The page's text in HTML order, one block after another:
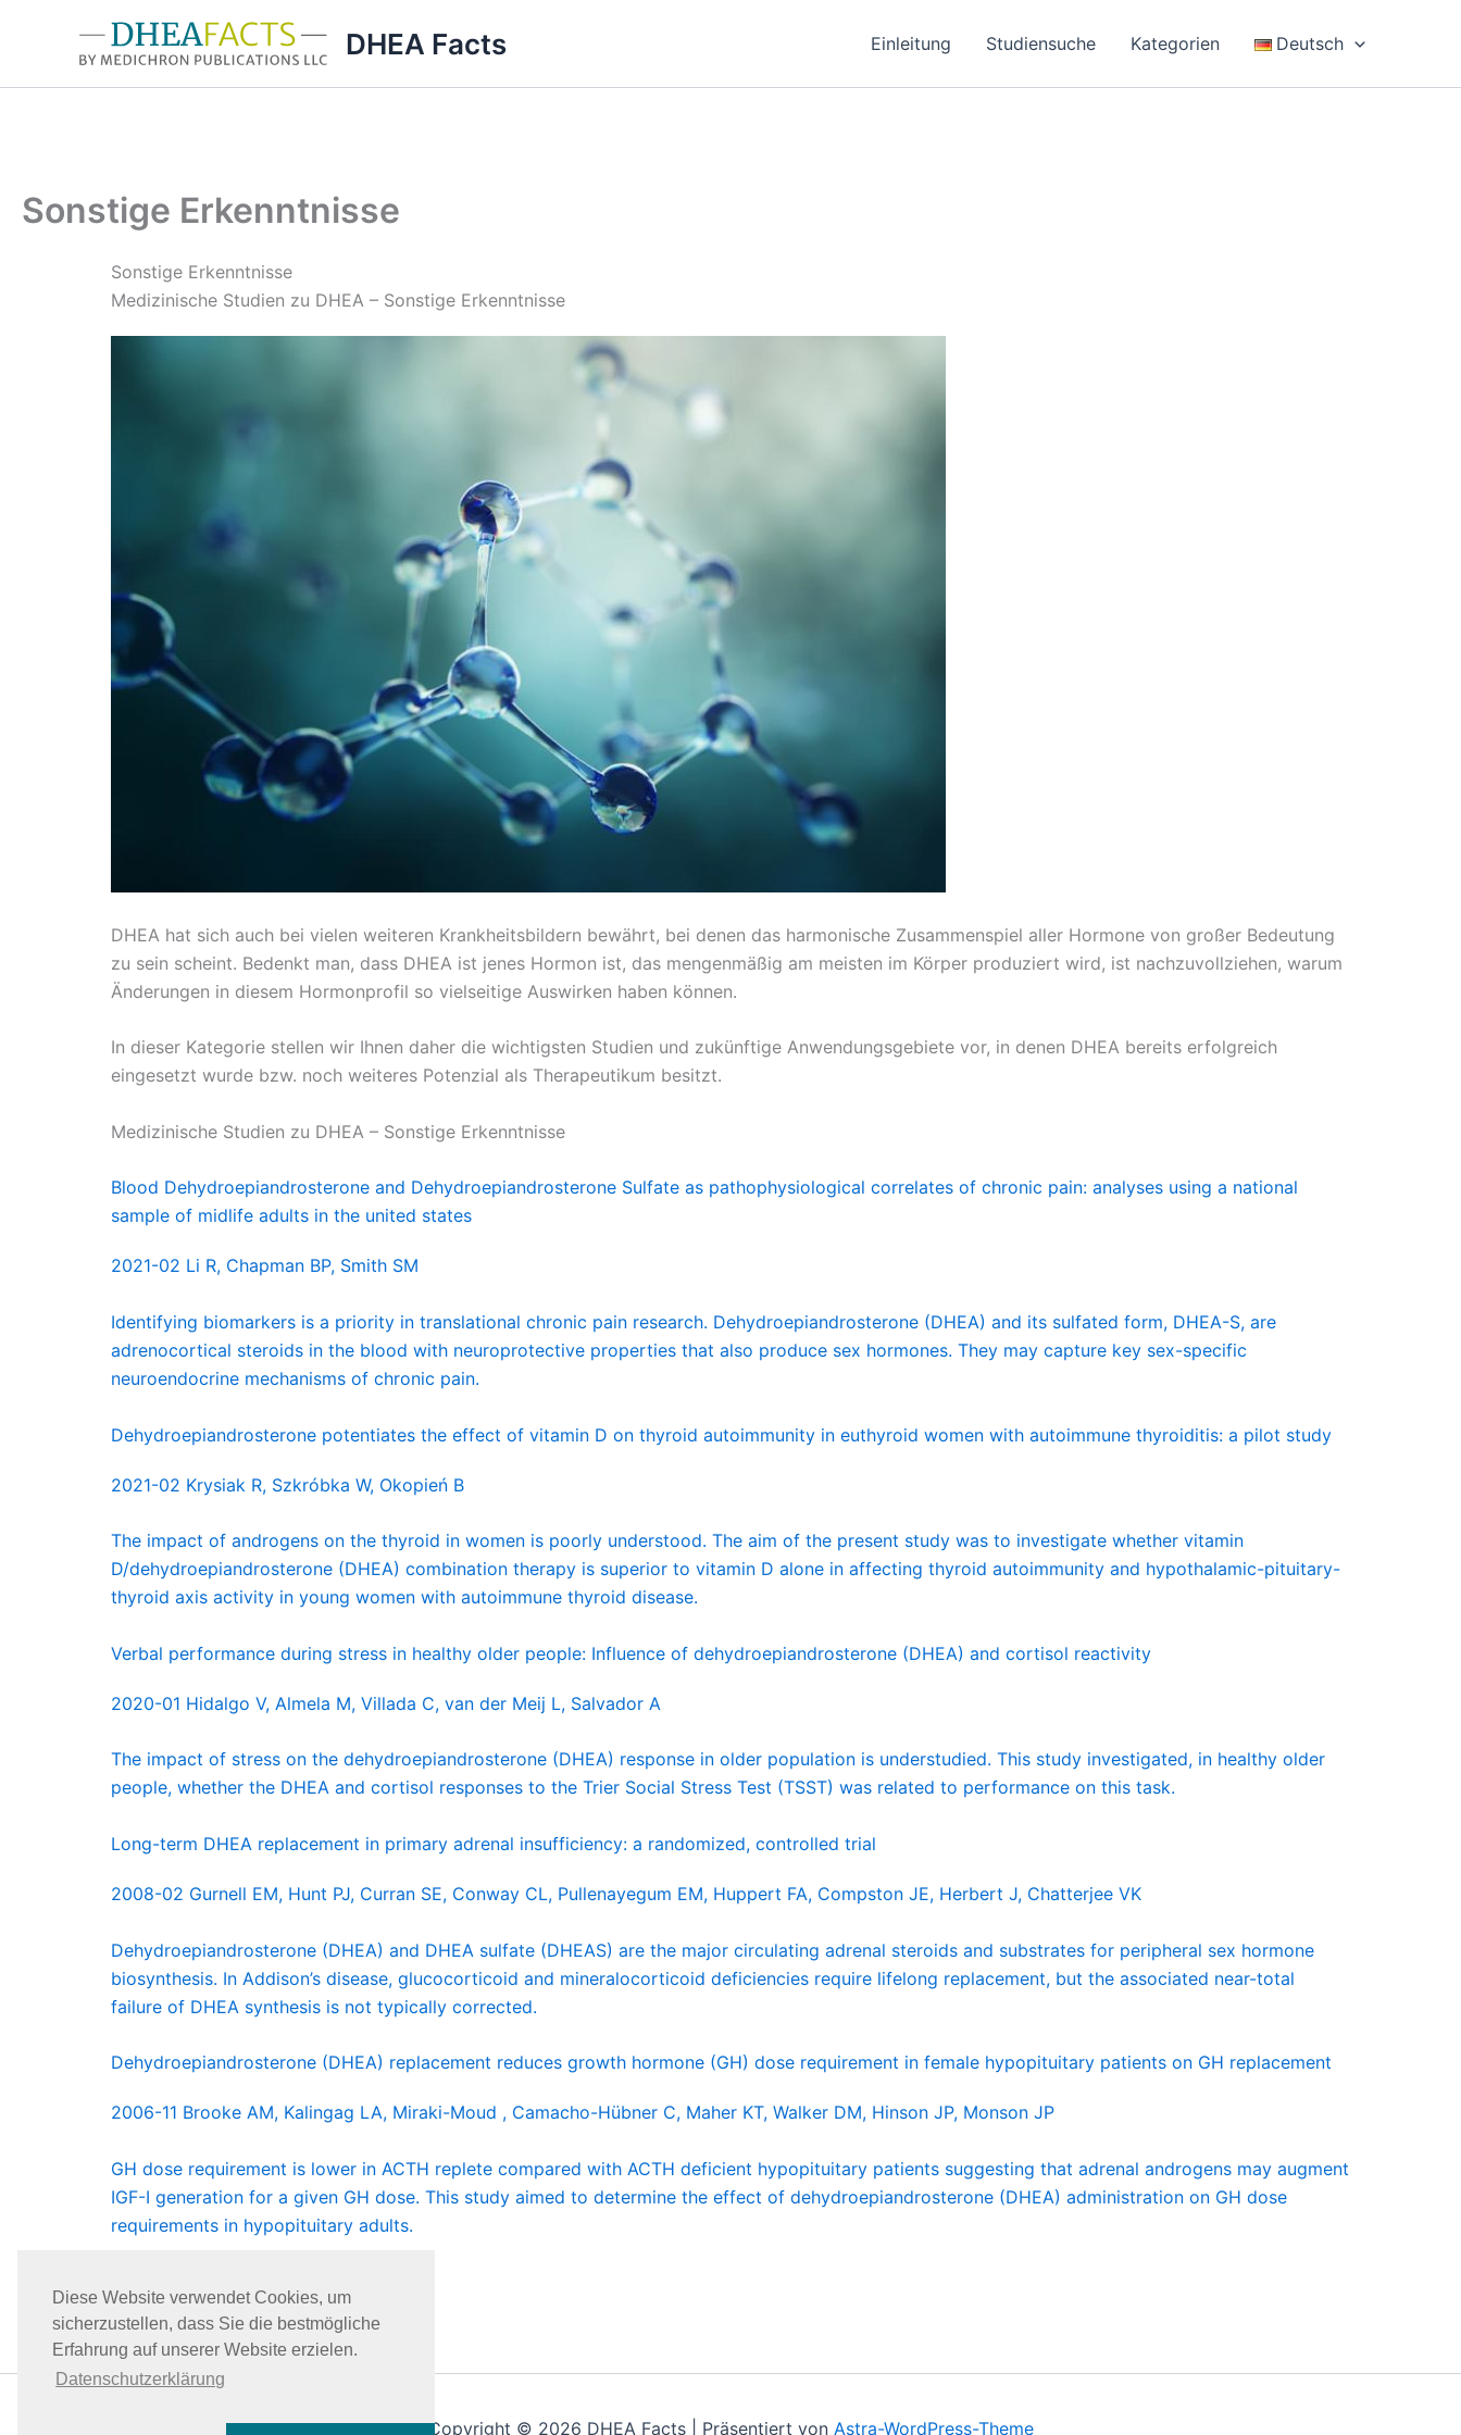
Diese Website verwendet Cookies, um
sicherzustellen, dass Sie die bestmögliche
Erfahrung auf unserer Website erzielen.
Datenschutzerklärung
DHEA Facts Einleitung Studiensuche Kategorien Deutsch
Sonstige Erkenntnisse
Sonstige Erkenntnisse
Medizinische Studien zu DHEA – Sonstige Erkenntnisse
DHEA hat sich auch bei vielen weiteren Krankheitsbildern bewährt, bei denen das harmonische Zusammenspiel aller Hormone von großer Bedeutung
zu sein scheint. Bedenkt man, dass DHEA ist jenes Hormon ist, das mengenmäßig am meisten im Körper produziert wird, ist nachzuvollziehen, warum
Änderungen in diesem Hormonprofil so vielseitige Auswirken haben können.
In dieser Kategorie stellen wir Ihnen daher die wichtigsten Studien und zukünftige Anwendungsgebiete vor, in denen DHEA bereits erfolgreich
eingesetzt wurde bzw. noch weiteres Potenzial als Therapeutikum besitzt.
Medizinische Studien zu DHEA – Sonstige Erkenntnisse
Blood Dehydroepiandrosterone and Dehydroepiandrosterone Sulfate as pathophysiological correlates of chronic pain: analyses using a national
sample of midlife adults in the united states
2021-02 Li R, Chapman BP, Smith SM
Identifying biomarkers is a priority in translational chronic pain research. Dehydroepiandrosterone (DHEA) and its sulfated form, DHEA-S, are
adrenocortical steroids in the blood with neuroprotective properties that also produce sex hormones. They may capture key sex-specific
neuroendocrine mechanisms of chronic pain.
Dehydroepiandrosterone potentiates the effect of vitamin D on thyroid autoimmunity in euthyroid women with autoimmune thyroiditis: a pilot study
2021-02 Krysiak R, Szkróbka W, Okopień B
The impact of androgens on the thyroid in women is poorly understood. The aim of the present study was to investigate whether vitamin
D/dehydroepiandrosterone (DHEA) combination therapy is superior to vitamin D alone in affecting thyroid autoimmunity and hypothalamic-pituitary-
thyroid axis activity in young women with autoimmune thyroid disease.
Verbal performance during stress in healthy older people: Influence of dehydroepiandrosterone (DHEA) and cortisol reactivity
2020-01 Hidalgo V, Almela M, Villada C, van der Meij L, Salvador A
The impact of stress on the dehydroepiandrosterone (DHEA) response in older population is understudied. This study investigated, in healthy older
people, whether the DHEA and cortisol responses to the Trier Social Stress Test (TSST) was related to performance on this task.
Long-term DHEA replacement in primary adrenal insufficiency: a randomized, controlled trial
2008-02 Gurnell EM, Hunt PJ, Curran SE, Conway CL, Pullenayegum EM, Huppert FA, Compston JE, Herbert J, Chatterjee VK
Dehydroepiandrosterone (DHEA) and DHEA sulfate (DHEAS) are the major circulating adrenal steroids and substrates for peripheral sex hormone
biosynthesis. In Addison’s disease, glucocorticoid and mineralocorticoid deficiencies require lifelong replacement, but the associated near-total
failure of DHEA synthesis is not typically corrected.
Dehydroepiandrosterone (DHEA) replacement reduces growth hormone (GH) dose requirement in female hypopituitary patients on GH replacement
2006-11 Brooke AM, Kalingag LA, Miraki-Moud , Camacho-Hübner C, Maher KT, Walker DM, Hinson JP, Monson JP
GH dose requirement is lower in ACTH replete compared with ACTH deficient hypopituitary patients suggesting that adrenal androgens may augment
IGF-I generation for a given GH dose. This study aimed to determine the effect of dehydroepiandrosterone (DHEA) administration on GH dose
requirements in hypopituitary adults.
Studie nicht gefunden?
Copyright © 2026 DHEA Facts | Präsentiert von Astra-WordPress-Theme